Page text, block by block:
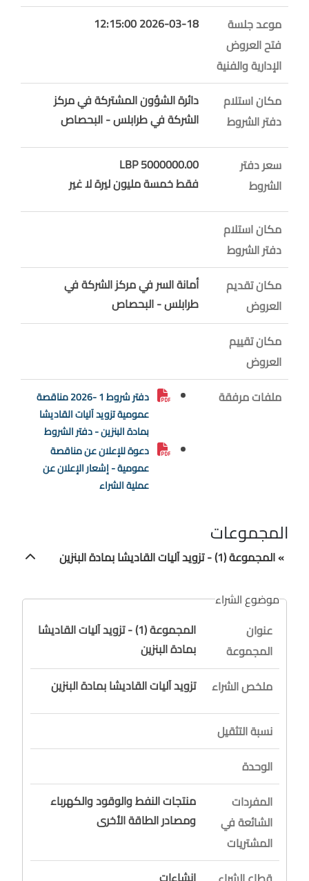
موعد جلسة
فتح العروض
الإدارية والفنية
2026-03-18 12:15:00
مكان استلام
دفتر الشروط
دائرة الشؤون المشتركة في مركز
الشركة في طرابلس - البحصاص
سعر دفتر
الشروط
5000000.00 LBP
فقط خمسة مليون ليرة لا غير
مكان استلام
دفتر الشروط
مكان تقديم
العروض
أمانة السر في مركز الشركة في
طرابلس - البحصاص
مكان تقييم
العروض
ملفات مرفقة
دفتر شروط 1 -2026 مناقصة
عمومية تزويد آليات القاديشا
بمادة البنزين - دفتر الشروط
دعوة للإعلان عن مناقصة
عمومية - إشعار الإعلان عن
عملية الشراء
المجموعات
» المجموعة (1) - تزويد آليات القاديشا بمادة البنزين
موضوع الشراء
عنوان
المجموعة
المجموعة (1) - تزويد آليات القاديشا
بمادة البنزين
ملخص الشراء
تزويد آليات القاديشا بمادة البنزين
نسبة التثقيل
الوحدة
المفردات
الشائعة في
المشتريات
منتجات النفط والوقود والكهرباء
ومصادر الطاقة الأخرى